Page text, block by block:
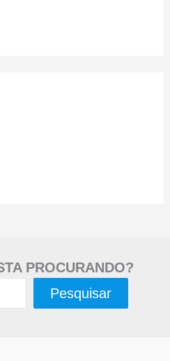
PROCURANDO?
Pesquisar